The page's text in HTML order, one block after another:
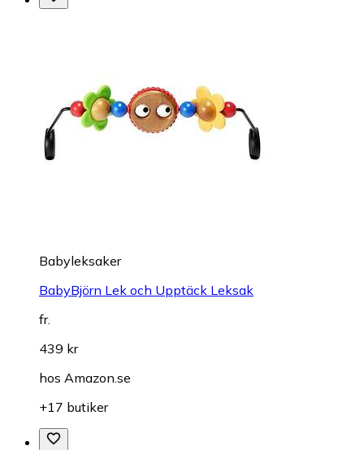
Babyleksaker
BabyBjörn Lek och Upptäck Leksak
fr.
439 kr
hos Amazon.se
+17 butiker